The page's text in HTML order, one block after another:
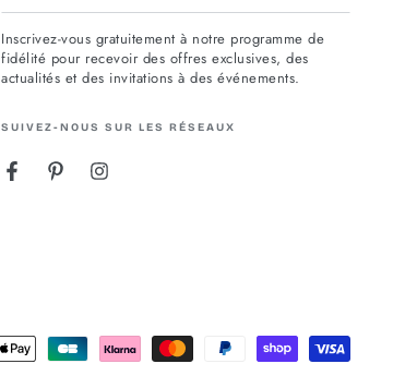
votre
email
ici
Inscrivez-vous gratuitement à notre programme de
fidélité pour recevoir des offres exclusives, des
actualités et des invitations à des événements.
SUIVEZ-NOUS SUR LES RÉSEAUX
FacebookPinterestInstagram